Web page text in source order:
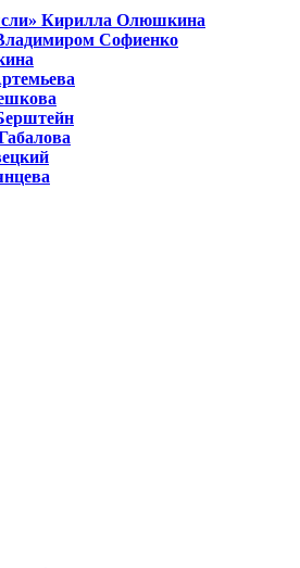
Кирилла Олюшкина
Софиенко